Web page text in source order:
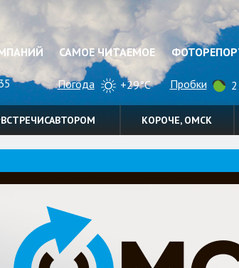
САМОЕ ЧИТАЕМОЕ
Погода +29°C Пробки
КОРОЧЕ, ОМСК